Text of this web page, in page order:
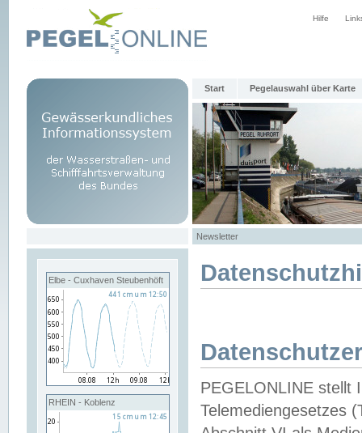
Hilfe
Start Pegelauswahl über Karte
Newsletter
Elbe - Cuxhaven Steubenhöft
RHEIN - Koblenz
PEGELONLINE stellt
Telemediengesetzes